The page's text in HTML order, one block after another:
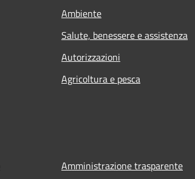
Ambiente
Salute, benessere e assistenza
Autorizzazioni
Agricoltura e pesca
Amministrazione trasparente